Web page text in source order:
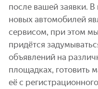
после вашей заявки.
новых автомобилей
сервисом, при этом
придётся
объявлений на
площадках, готовить
её с